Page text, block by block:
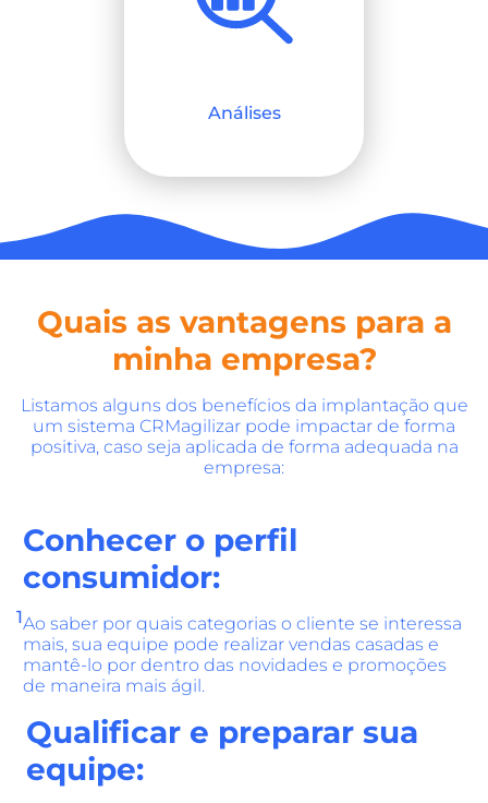
Análises
Quais as vantagens para a
minha empresa?
Listamos alguns dos benefícios da implantação que
um sistema CRMagilizar pode impactar de forma
positiva, caso seja aplicada de forma adequada na
empresa:
1
Conhecer o perfil
consumidor:
Ao saber por quais categorias o cliente se interessa
mais, sua equipe pode realizar vendas casadas e
mantê-lo por dentro das novidades e promoções
de maneira mais ágil.
Qualificar e preparar sua
equipe: